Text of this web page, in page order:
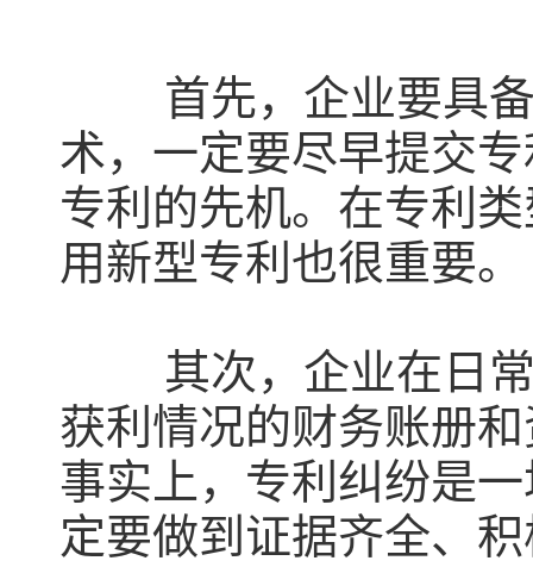
首先，企业要具
术，一定要尽早提交
专利的先机。在专利
用新型专利也很重要。
其次，企业在日
获利情况的财务账册
事实上，专利纠纷是
定要做到证据齐全、